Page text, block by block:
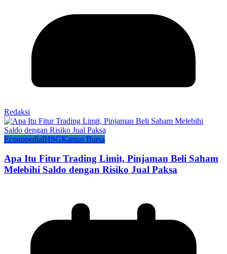
Redaksi
EconopediaIHSGKamus Bursa
Apa Itu Fitur Trading Limit, Pinjaman Beli Saham
Melebihi Saldo dengan Risiko Jual Paksa